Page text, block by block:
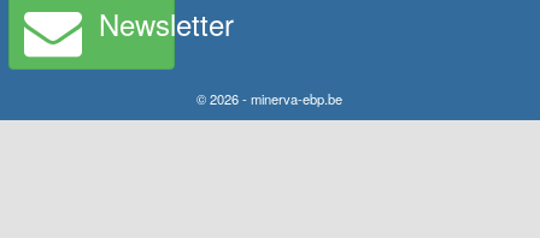
Newsletter
© 2026 - minerva-ebp.be